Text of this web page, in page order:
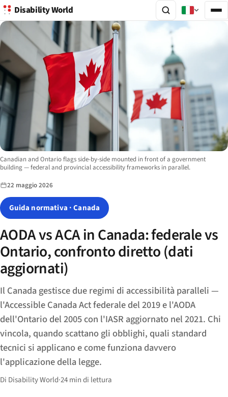
Disability World
Image description:
Canadian and Ontario flags side-by-side mounted in front of a government
building — federal and provincial accessibility frameworks in parallel.
22 maggio 2026
Guida normativa · Canada
AODA vs ACA in Canada: federale vs
Ontario, confronto diretto (dati
aggiornati)
Il Canada gestisce due regimi di accessibilità paralleli —
l'Accessible Canada Act federale del 2019 e l'AODA
dell'Ontario del 2005 con l'IASR aggiornato nel 2021. Chi
vincola, quando scattano gli obblighi, quali standard
tecnici si applicano e come funziona davvero
l'applicazione della legge.
Di Disability World·24 min di lettura